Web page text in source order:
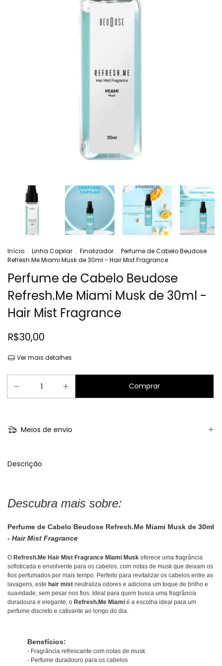
Início . Linha Capilar . Finalizador . Perfume de Cabelo Beudose
Refresh.Me Miami Musk de 30ml - Hair Mist Fragrance
Perfume de Cabelo Beudose
Refresh.Me Miami Musk de 30ml -
Hair Mist Fragrance
R$30,00
Ver mais detalhes
Meios de envio
Descrição
Descubra mais sobre:
Perfume de Cabelo Beudose Refresh.Me Miami Musk de 30ml
- Hair Mist Fragrance
O Refresh.Me Hair Mist Fragrance Miami Musk oferece uma fragrância
sofisticada e envolvente para os cabelos, com notas de musk que deixam os
fios perfumados por mais tempo. Perfeito para revitalizar os cabelos entre as
lavagens, este hair mist neutraliza odores e adiciona um toque de brilho e
suavidade, sem pesar nos fios. Ideal para quem busca uma fragrância
duradoura e elegante, o Refresh.Me Miami é a escolha ideal para um
perfume discreto e cativante ao longo do dia.
Benefícios:
- Fragrância refrescante com notas de musk
- Perfume duradouro para os cabelos